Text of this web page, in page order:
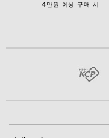
4만원 이상 구매 시